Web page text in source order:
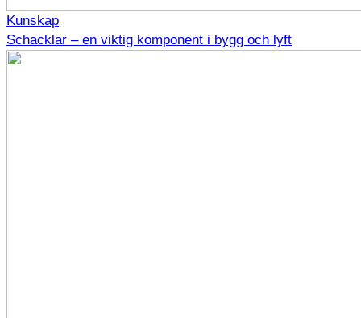
Kunskap
Schacklar – en viktig komponent i bygg och lyft